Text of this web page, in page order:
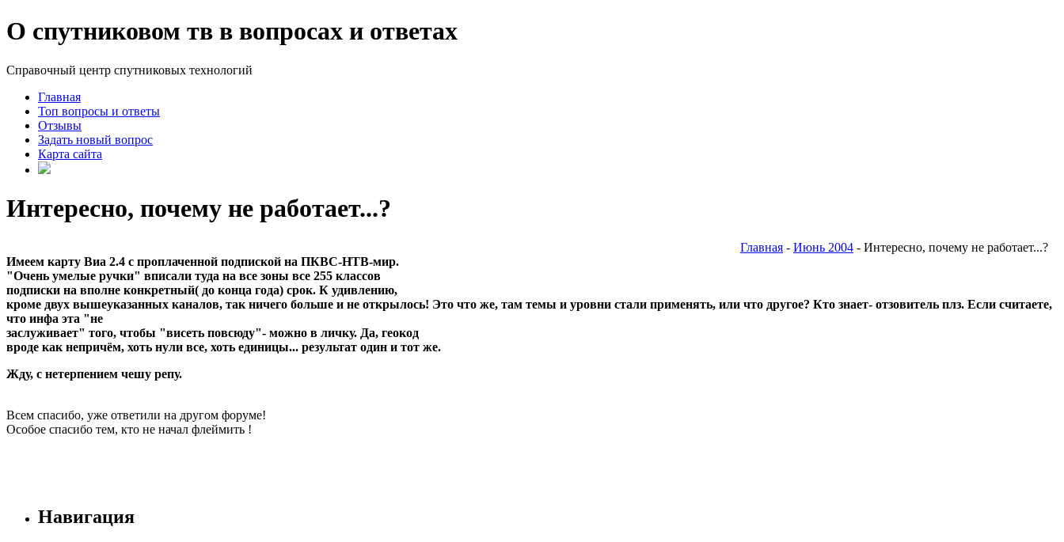
О спутниковом тв в вопросах и ответах
Справочный центр спутниковых технологий
Главная
Топ вопросы и ответы
Отзывы
Задать новый вопрос
Карта сайта
Интересно, почему не работает...?
Главная - Июнь 2004 - Интересно, почему не работает...?
Имеем карту Виа 2.4 с проплаченной подпиской на ПКВС-НТВ-мир.
"Очень умелые ручки" вписали туда на все зоны все 255 классов
подписки на вполне конкретный( до конца года) срок. К удивлению,
кроме двух вышеуказанных каналов, так ничего больше и не открылось! Это что же, там темы и уровни стали применять, или что другое? Кто знает- отзовитель плз. Если считаете,
что инфа эта "не
заслуживает" того, чтобы "висеть повсюду"- можно в личку. Да, геокод
вроде как непричём, хоть нули все, хоть единицы... результат один и тот же.
Жду, с нетерпением чешу репу.
Всем спасибо, уже ответили на другом форуме!
Особое спасибо тем, кто не начал флеймить !
Навигация